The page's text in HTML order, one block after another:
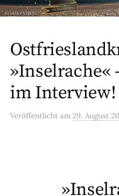
»Inselrache«
im Interview!
Veröffentlicht am 29. August